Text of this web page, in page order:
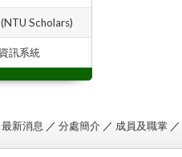
Scholars)
訊系統
最新消息 ／ 分處簡介 ／ 成員及職掌 ／